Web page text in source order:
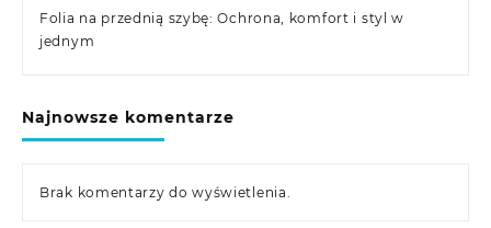
Folia na przednią szybę: Ochrona, komfort i styl w
jednym
Najnowsze komentarze
Brak komentarzy do wyświetlenia.